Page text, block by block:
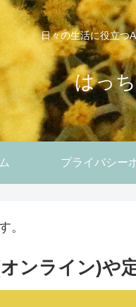
日々の生活に役立
はっ
プライバシー
。
ンライン)や